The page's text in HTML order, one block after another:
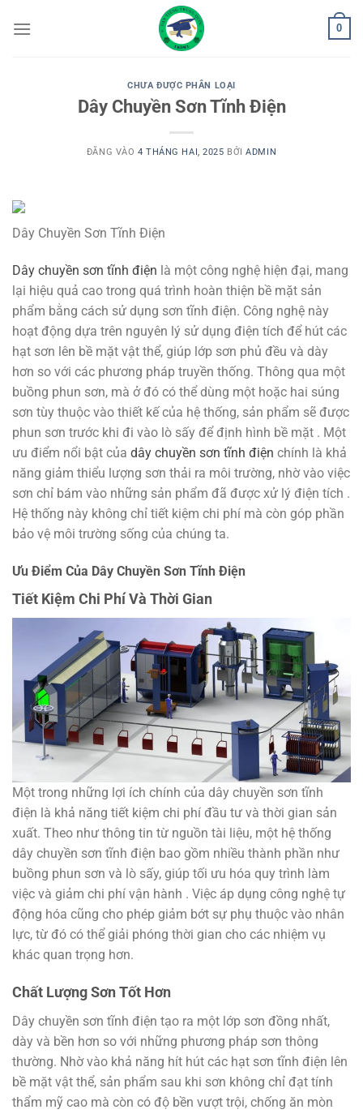
qua
0
CHƯA ĐƯỢC PHÂN LOẠI
Dây Chuyền Sơn Tĩnh Điện
ĐĂNG VÀO 4 THÁNG HAI, 2025 BỞIADMIN
Dây Chuyền Sơn Tĩnh Điện
Dây chuyền sơn tĩnh điện là một công nghệ hiện đại, mang
lại hiệu quả cao trong quá trình hoàn thiện bề mặt sản
phẩm bằng cách sử dụng sơn tĩnh điện. Công nghệ này
hoạt động dựa trên nguyên lý sử dụng điện tích để hút các
hạt sơn lên bề mặt vật thể, giúp lớp sơn phủ đều và dày
hơn so với các phương pháp truyền thống. Thông qua một
buồng phun sơn, mà ở đó có thể dùng một hoặc hai súng
sơn tùy thuộc vào thiết kế của hệ thống, sản phẩm sẽ được
phun sơn trước khi đi vào lò sấy để định hình bề mặt . Một
ưu điểm nổi bật của dây chuyền sơn tĩnh điện chính là khả
năng giảm thiểu lượng sơn thải ra môi trường, nhờ vào việc
sơn chỉ bám vào những sản phẩm đã được xử lý điện tích .
Hệ thống này không chỉ tiết kiệm chi phí mà còn góp phần
bảo vệ môi trường sống của chúng ta.
Ưu Điểm Của Dây Chuyền Sơn Tĩnh Điện
Tiết Kiệm Chi Phí Và Thời Gian
Một trong những lợi ích chính của dây chuyền sơn tĩnh
điện là khả năng tiết kiệm chi phí đầu tư và thời gian sản
xuất. Theo như thông tin từ nguồn tài liệu, một hệ thống
dây chuyền sơn tĩnh điện bao gồm nhiều thành phần như
buồng phun sơn và lò sấy, giúp tối ưu hóa quy trình làm
việc và giảm chi phí vận hành . Việc áp dụng công nghệ tự
động hóa cũng cho phép giảm bớt sự phụ thuộc vào nhân
lực, từ đó có thể giải phóng thời gian cho các nhiệm vụ
khác quan trọng hơn.
Chất Lượng Sơn Tốt Hơn
Dây chuyền sơn tĩnh điện tạo ra một lớp sơn đồng nhất,
dày và bền hơn so với những phương pháp sơn thông
thường. Nhờ vào khả năng hít hút các hạt sơn tĩnh điện lên
bề mặt vật thể, sản phẩm sau khi sơn không chỉ đạt tính
thẩm mỹ cao mà còn có độ bền vượt trội, chống ăn mòn